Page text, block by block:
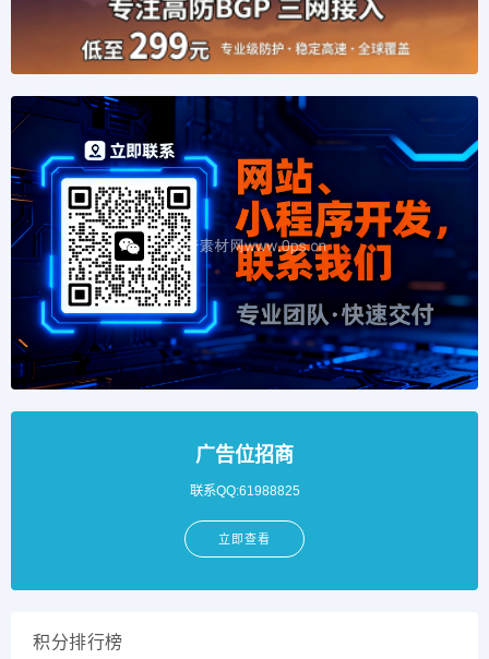
广告位招商
联系QQ:61988825
立即查看
积分排行榜